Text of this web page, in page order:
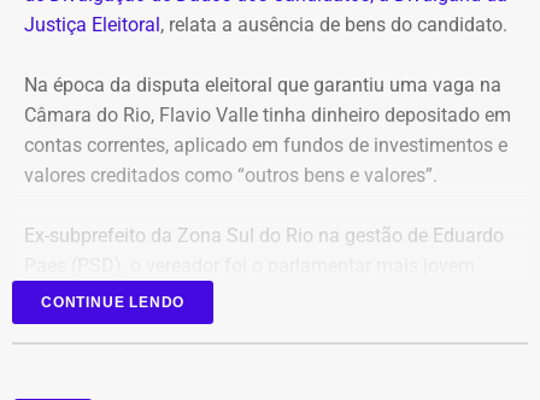
Justiça Eleitoral , relata a ausência de bens do candidato.
Na época da disputa eleitoral que garantiu uma vaga na
Câmara do Rio, Flavio Valle tinha dinheiro depositado em
contas correntes, aplicado em fundos de investimentos e
valores creditados como “outros bens e valores”.
Ex-subprefeito da Zona Sul do Rio na gestão de Eduardo
eleito na última legislatura da Câmara e agora disputa,
pela primeira vez, o cargo de deputado estadual.
CONTINUE LENDO